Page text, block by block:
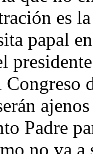
es
papal
Congreso
Padre
no va